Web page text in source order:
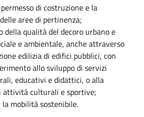
di costruzione e la
aree di pertinenza;
della qualità del decoro urbano e
e ambientale, anche attraverso
edilizia di edifici pubblici, con
allo sviluppo di servizi
educativi e didattici, o alla
attività culturali e sportive;
mobilità sostenibile.